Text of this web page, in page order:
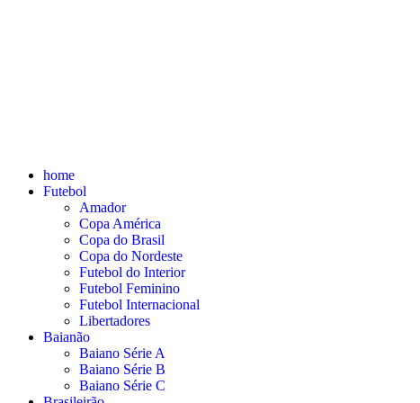
home
Futebol
Amador
Copa América
Copa do Brasil
Copa do Nordeste
Futebol do Interior
Futebol Feminino
Futebol Internacional
Libertadores
Baianão
Baiano Série A
Baiano Série B
Baiano Série C